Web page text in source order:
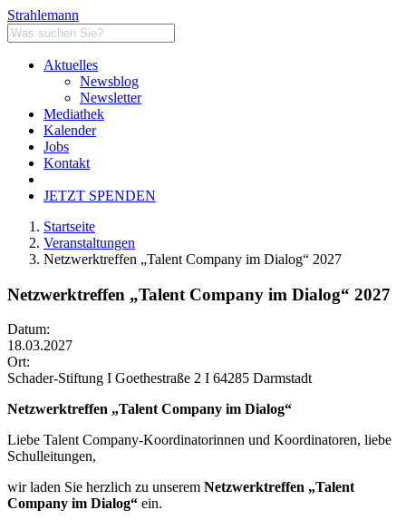
Strahlemann
Aktuelles
Newsblog
Newsletter
Mediathek
Kalender
Jobs
Kontakt
JETZT SPENDEN
Startseite
Veranstaltungen
Netzwerktreffen „Talent Company im Dialog“ 2027
Netzwerktreffen „Talent Company im Dialog“ 2027
Datum:
18.03.2027
Ort:
Schader-Stiftung I Goethestraße 2 I 64285 Darmstadt
Netzwerktreffen „Talent Company im Dialog“
Liebe Talent Company-Koordinatorinnen und Koordinatoren, liebe
Schulleitungen,
wir laden Sie herzlich zu unserem Netzwerktreffen „Talent
Company im Dialog“ ein.